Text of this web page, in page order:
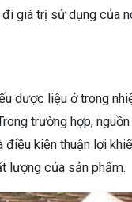
giá trị sử dụng của
dược liệu ở trong
trường hợp,
kiện thuận lợi
lượng của sản phẩm.